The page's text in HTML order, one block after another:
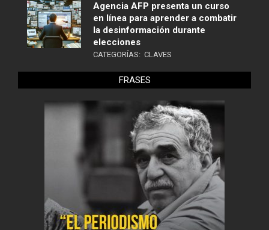
Agencia AFP presenta un curso
en línea para aprender a combatir
la desinformación durante
elecciones
CATEGORÍAS: CLAVES
FRASES